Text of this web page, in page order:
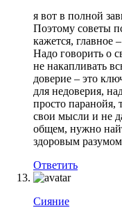
я вот в полной
Поэтому советы
кажется, главное
Надо говорить о
не накапливать
доверие – это
для недоверия,
просто паранойя,
свои мысли и не
общем, нужно
здоровым
Ответить
Сияние